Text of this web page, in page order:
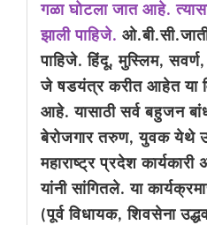
गळा घोटला जात आहे.
झाली पाहिजे.
पाहिजे. हिंदू, मुस्लिम,
जे षडयंत्र करीत आहेत या
आहे. यासाठी सर्व बहुजन
बेरोजगार तरुण, युवक येथे
महाराष्ट्र प्रदेश कार्यकारी
यांनी सांगितले. या
(पूर्व विधायक, शिवसेना